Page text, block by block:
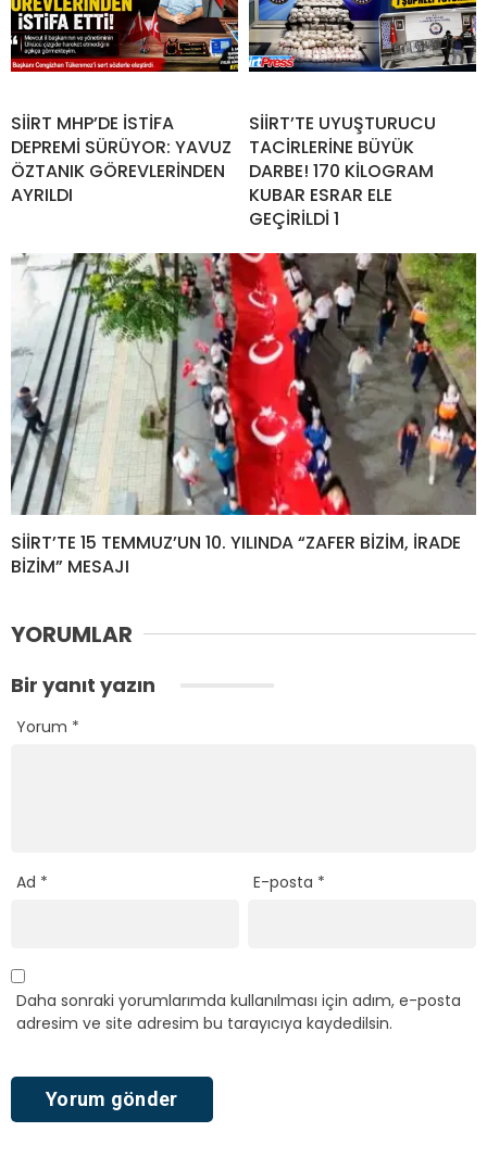
SİİRT MHP’DE İSTİFA
DEPREMİ SÜRÜYOR: YAVUZ
ÖZTANIK GÖREVLERİNDEN
AYRILDI
SİİRT’TE UYUŞTURUCU
TACİRLERİNE BÜYÜK
DARBE! 170 KİLOGRAM
KUBAR ESRAR ELE
GEÇİRİLDİ 1
SİİRT’TE 15 TEMMUZ’UN 10. YILINDA “ZAFER BİZİM, İRADE
BİZİM” MESAJI
YORUMLAR
Bir yanıt yazın
Yorum *
Ad * E-posta *
Daha sonraki yorumlarımda kullanılması için adım, e-posta
adresim ve site adresim bu tarayıcıya kaydedilsin.